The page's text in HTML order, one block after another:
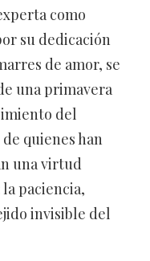
como
su dedicación
de amor, se
una primavera
del
quienes han
una virtud
paciencia,
invisible del